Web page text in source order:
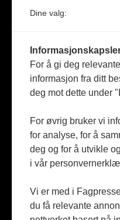
Medlem i
Fagpressen
Støttet av
Følger
plakaten
Dine valg:
For å gi deg
informasjon fra ditt
deg mot dette under
For øvrig bruker vi
for analyse, for å
deg og for å utvikle
i vår
Vi er med i
du få relevante